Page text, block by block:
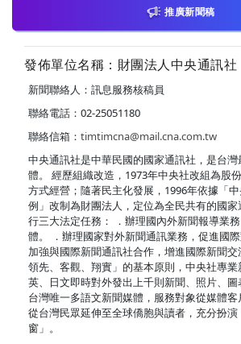
推廣新聞稿
發佈單位名稱：財團法人中央通訊社
新聞聯絡人：訊息服務核稿員
聯絡電話：02-25051180
聯絡信箱： timtimcna@mail.cna.com.tw
中央通訊社是中華民國的國家通訊社，是台
體。 經歷組織改造，1973年中央社改組為股
方式經營；隨著民主化發展，1996年依據「
例」改制為財團法人，定位為全民共有的國
行三大法定任務： ．辦理國內外新聞報導業
體。 ．辦理國家對外新聞通訊業務，促進國
加強與國際新聞通訊社合作，增進國際新聞交
領先、客觀、翔實」的基本原則，中央社專業
英、日文即時對外發出上千則新聞、照片、
台灣唯一多語文新聞媒體，服務對象從媒體客
從台灣民眾延伸至全球僑胞與讀者，充分扮
窗」。